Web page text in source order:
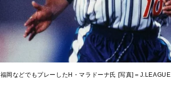
福岡などでもプレーしたH・マラドーナ氏 [写真]＝J.LEAGUE